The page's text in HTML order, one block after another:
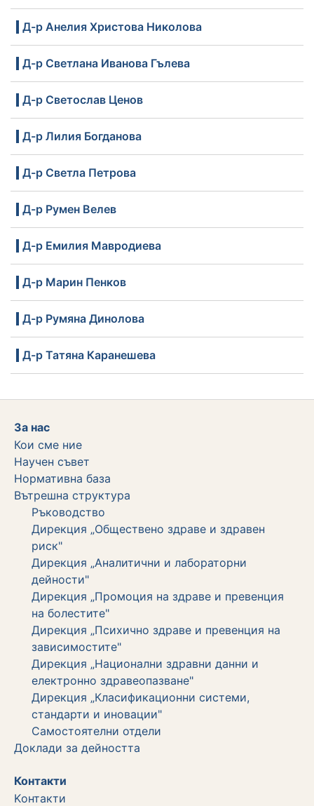
Д-р Анелия Христова Николова
Д-р Светлана Иванова Гълева
Д-р Светослав Ценов
Д-р Лилия Богданова
Д-р Светла Петрова
Д-р Румен Велев
Д-р Емилия Мавродиева
Д-р Марин Пенков
Д-р Румяна Динолова
Д-р Татяна Каранешева
За нас
Кои сме ние
Научен съвет
Нормативна база
Вътрешна структура
Ръководство
Дирекция „Обществено здраве и здравен
риск"
Дирекция „Аналитични и лабораторни
дейности"
Дирекция „Промоция на здраве и превенция
на болестите"
Дирекция „Психично здраве и превенция на
зависимостите"
Дирекция „Национални здравни данни и
електронно здравеопазване"
Дирекция „Класификационни системи,
стандарти и иновации"
Самостоятелни отдели
Дoклади за дейността
Контакти
Kонтакти